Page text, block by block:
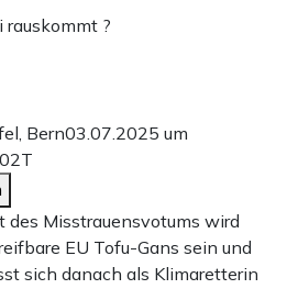
?
Bern03.07.2025 um
des Misstrauensvotums wird
EU Tofu-Gans sein und
sich danach als Klimaretterin